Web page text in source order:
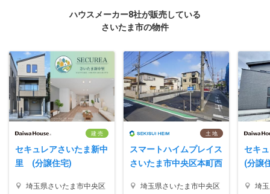
ハウスメーカー8社が販売している
さいたま市の物件
建 売
セキュレアさいたま新中
里 (分譲住宅)
埼玉県さいたま市中央区
土 地
スマートハイムプレイス
さいたま市中央区本町西
埼玉県さいたま市中央区
セキ
(分譲
埼